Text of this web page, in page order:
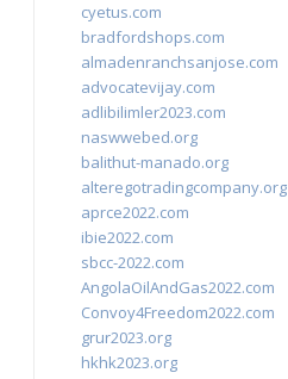
cyetus.com
bradfordshops.com
almadenranchsanjose.com
advocatevijay.com
adlibilimler2023.com
naswwebed.org
balithut-manado.org
alteregotradingcompany.org
aprce2022.com
ibie2022.com
sbcc-2022.com
AngolaOilAndGas2022.com
Convoy4Freedom2022.com
grur2023.org
hkhk2023.org